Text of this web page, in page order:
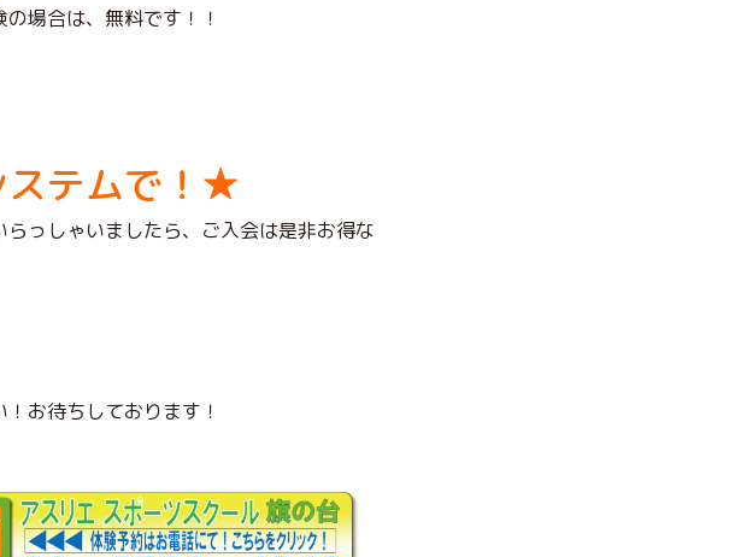
場合は、無料です！！
テムで！★
っしゃいましたら、ご入会は是非お得な
お待ちしております！